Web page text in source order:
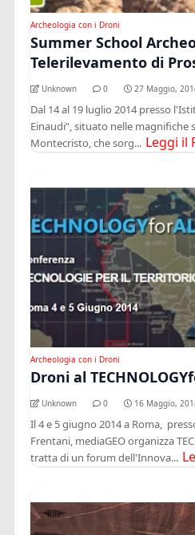
Archeologia con i Droni
Summer School
Telerilevamento di
Unknown 0 27 Maggio,
Dal 14 al 19 luglio 2014 presso
Einaudi”, situato nelle
Montecristo, che sorg... Leggi il
Archeologia con i Droni
Droni al
Unknown 0 16 Maggio,
Il 4 e 5 giugno 2014 a Roma,
Frentani, mediaGEO organizza
tratta di un forum dell'Innova...